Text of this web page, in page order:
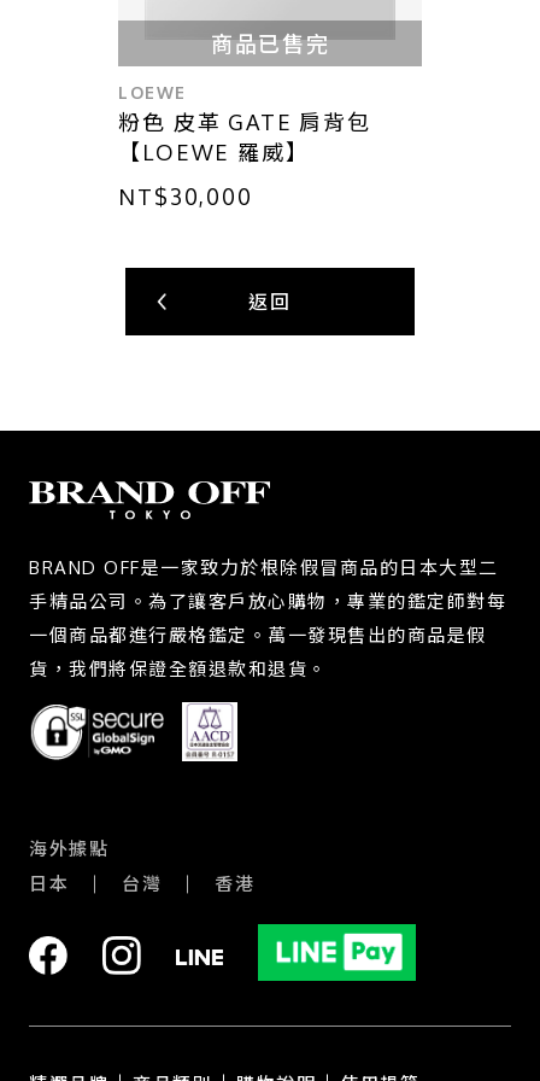
商品已售完
LOEWE
粉色 皮革 GATE 肩背包
【LOEWE 羅威】
NT$30,000
返回
BRAND OFF是一家致力於根除假冒商品的日本大型二
手精品公司。為了讓客戶放心購物，專業的鑑定師對每
一個商品都進行嚴格鑑定。萬一發現售出的商品是假
貨，我們將保證全額退款和退貨。
海外據點
日本
台灣 香港